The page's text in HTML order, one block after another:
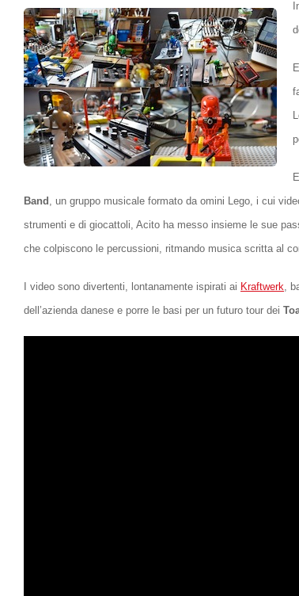
Band , un gruppo musicale formato da omini Lego, i cui
strumenti e di giocattoli, Acito ha messo insieme le sue
che colpiscono le percussioni, ritmando musica scritta al
I video sono divertenti, lontanamente ispirati ai Kraftwerk,
dell’azienda danese e porre le basi per un futuro tour dei